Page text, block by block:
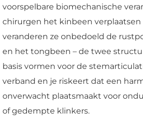
voorspelbare biomechanische
chirurgen het kinbeen verplaatsen
veranderen ze onbedoeld de
en het tongbeen – de twee
basis vormen voor de
verband en je riskeert dat een
onverwacht plaatsmaakt voor
of gedempte klinkers.